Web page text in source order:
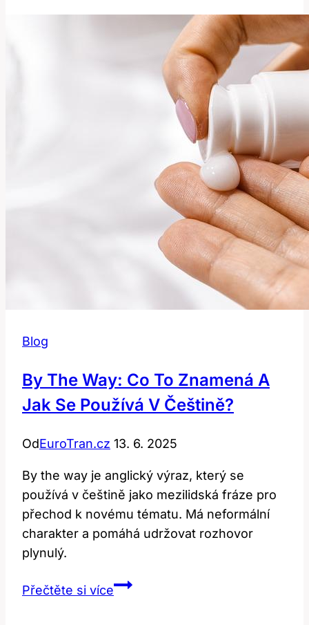
Význam!
Blog
By The Way: Co To Znamená A
Jak Se Používá V Češtině?
OdEuroTran.cz 13. 6. 2025
By the way je anglický výraz, který se
používá v češtině jako mezilidská fráze pro
přechod k novému tématu. Má neformální
charakter a pomáhá udržovat rozhovor
plynulý.
Přečtěte si víceBy